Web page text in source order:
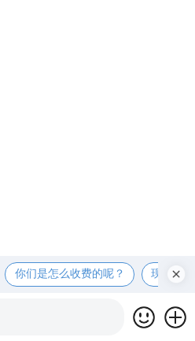
你们是怎么收费的呢？ 现在有